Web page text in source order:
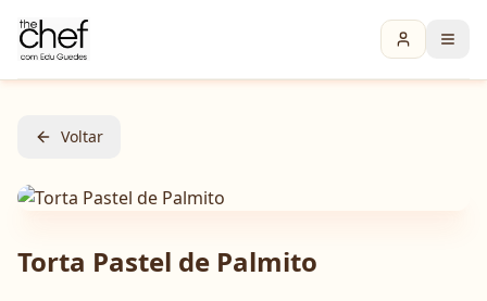
Voltar
Torta Pastel de Palmito